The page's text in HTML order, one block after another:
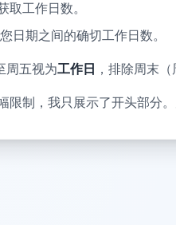
取工作日数。
日期之间的确切工作日数。
周五视为工作日 ，排除周末
限制，我只展示了开头部分